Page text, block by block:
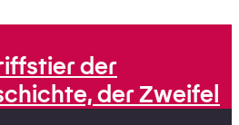
der
der Zweifel